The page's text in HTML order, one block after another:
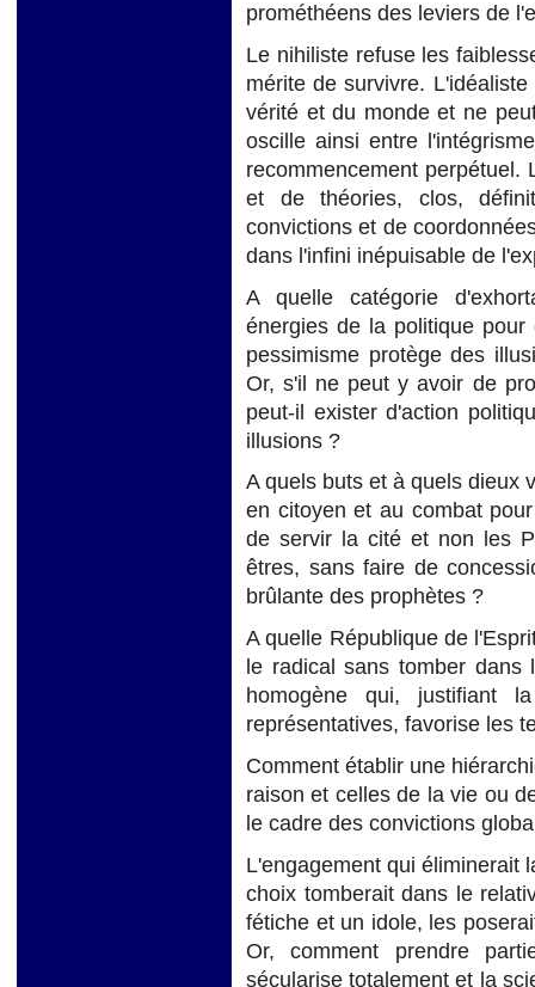
prométhéens des leviers de
Le nihiliste refuse les
mérite de survivre.
vérité et du monde et ne
oscille ainsi entre
recommencement perpétuel.
et de théories, clos,
convictions et de
dans l'infini inépuisable de
A quelle catégorie
énergies de la politique
pessimisme protège des
Or, s'il ne peut y avoir de
peut-il exister d'action
illusions ?
A quels buts et à quels dieux
en citoyen et au combat
de servir la cité et non les
êtres, sans faire de
brûlante des prophètes ?
A quelle République de
le radical sans tomber dans
homogène qui, justifiant
représentatives, favorise les
Comment établir une
raison et celles de la vie ou
le cadre des convictions
L'engagement qui éliminerait
choix tomberait dans le
fétiche et un idole, les
Or, comment prendre
sécularise totalement et la